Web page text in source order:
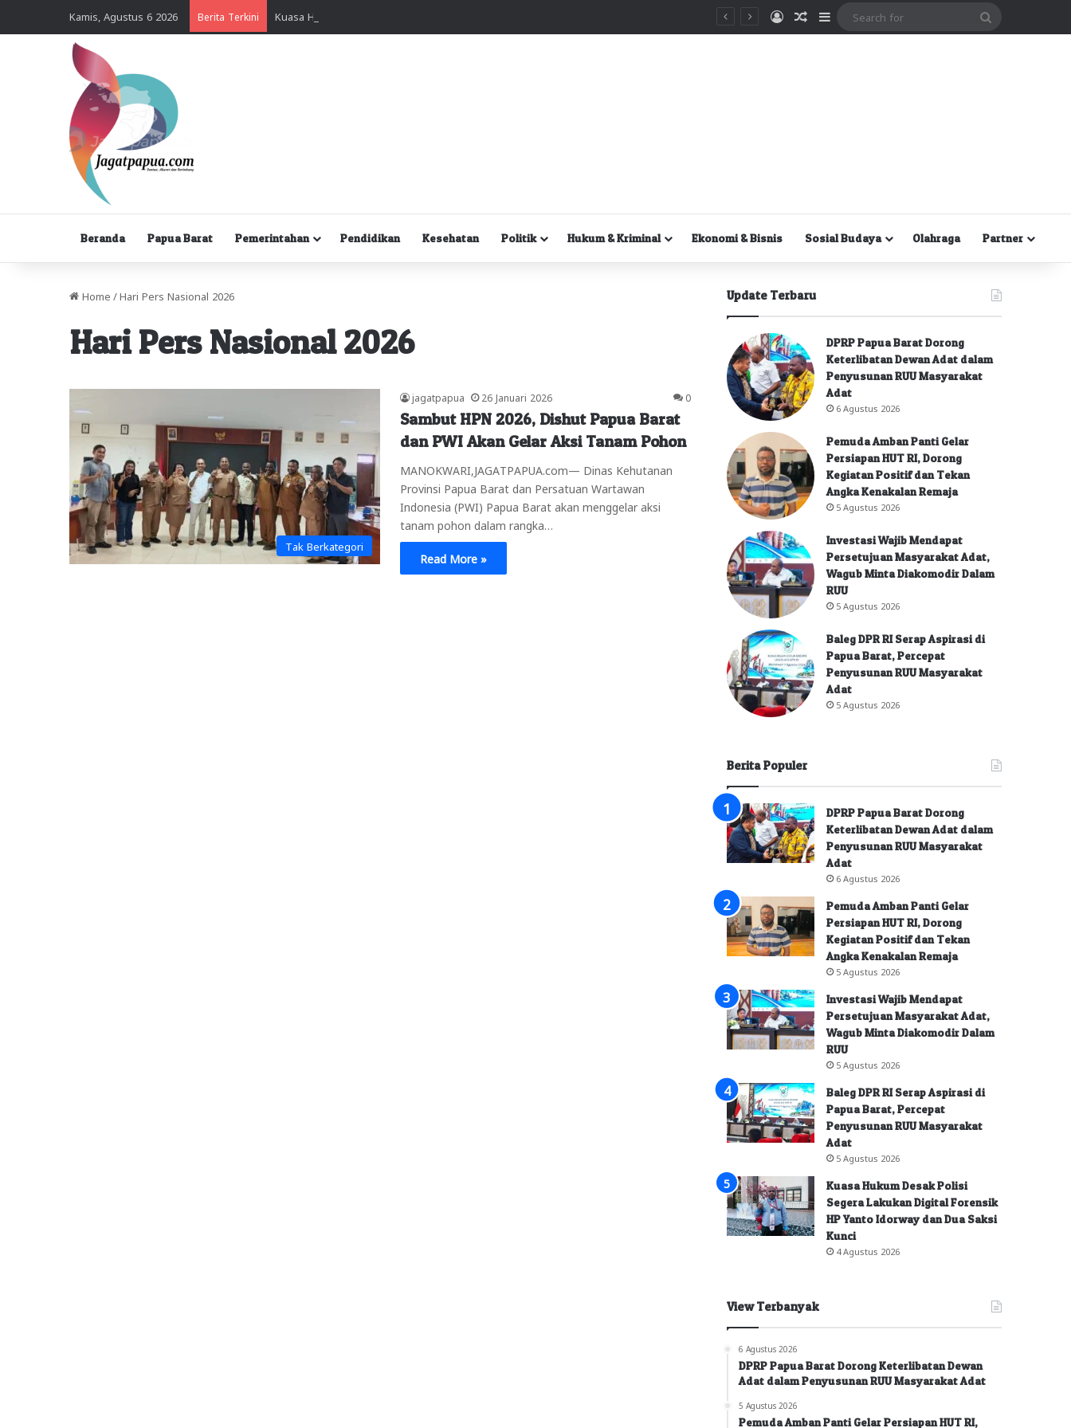
Kamis, Agustus 6 2026 Berita Terkini MasukRandom Article
Sidebar
Beranda Papua Barat Pemerintahan Pendidikan Kesehatan Politik Hukum & Kriminal Ekonomi & Bisnis Sosial Budaya Olahraga Partner
Home / Hari Pers Nasional 2026
Hari Pers Nasional 2026
Tak Berkategori
jagatpapua 26 Januari 2026 0
Sambut HPN 2026, Dishut Papua Barat
dan PWI Akan Gelar Aksi Tanam Pohon
MANOKWARI,JAGATPAPUA.com— Dinas Kehutanan
Provinsi Papua Barat dan Persatuan Wartawan
Indonesia (PWI) Papua Barat akan menggelar aksi
tanam pohon dalam rangka…
Read More »
Update Terbaru
DPRP Papua Barat Dorong
Keterlibatan Dewan Adat dalam
Penyusunan RUU Masyarakat
Adat
6 Agustus 2026
Pemuda Amban Panti Gelar
Persiapan HUT RI, Dorong
Kegiatan Positif dan Tekan
Angka Kenakalan Remaja
5 Agustus 2026
Investasi Wajib Mendapat
Persetujuan Masyarakat Adat,
Wagub Minta Diakomodir Dalam
RUU
5 Agustus 2026
Baleg DPR RI Serap Aspirasi di
Papua Barat, Percepat
Penyusunan RUU Masyarakat
Adat
5 Agustus 2026
Berita Populer
DPRP Papua Barat Dorong
Keterlibatan Dewan Adat dalam
Penyusunan RUU Masyarakat
Adat
6 Agustus 2026
Pemuda Amban Panti Gelar
Persiapan HUT RI, Dorong
Kegiatan Positif dan Tekan
Angka Kenakalan Remaja
5 Agustus 2026
Investasi Wajib Mendapat
Persetujuan Masyarakat Adat,
Wagub Minta Diakomodir Dalam
RUU
5 Agustus 2026
Baleg DPR RI Serap Aspirasi di
Papua Barat, Percepat
Penyusunan RUU Masyarakat
Adat
5 Agustus 2026
Kuasa Hukum Desak Polisi
Segera Lakukan Digital Forensik
HP Yanto Idorway dan Dua Saksi
Kunci
4 Agustus 2026
View Terbanyak
6 Agustus 2026
DPRP Papua Barat Dorong Keterlibatan Dewan
Adat dalam Penyusunan RUU Masyarakat Adat
5 Agustus 2026
Pemuda Amban Panti Gelar Persiapan HUT RI,